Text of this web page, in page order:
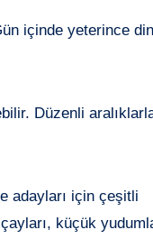
içinde yeterince
Düzenli
adayları için çeşitli
küçük